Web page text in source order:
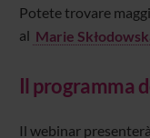
Potete trovare
al Marie
Il programma
Il webinar